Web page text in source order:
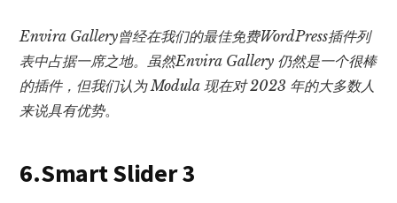
Envira Gallery曾经在我们的最佳免费WordPress插件列
表中占据一席之地。虽然Envira Gallery 仍然是一个很棒
的插件，但我们认为 Modula 现在对 2023 年的大多数人
来说具有优势。
6.Smart Slider 3